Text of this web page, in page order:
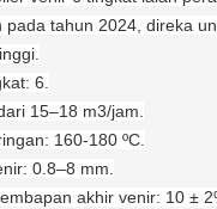
pada tahun 2024, direka
6.
15–18 m3/jam.
160-180 ºС.
0.8–8 mm.
akhir venir: 10 ±